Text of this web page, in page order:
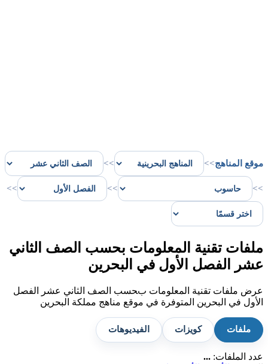
موقع المناهج>>
>>
>>
>>
>>
ملفات تقنية المعلومات بحسب الصف الثاني
عشر الفصل الأول في البحرين
عرض ملفات تقنية المعلومات بحسب الصف الثاني عشر الفصل
الأول في البحرين المتوفرة في موقع مناهج مملكة البحرين
ملفات كويزات الفيديوهات
عدد الملفات: ...